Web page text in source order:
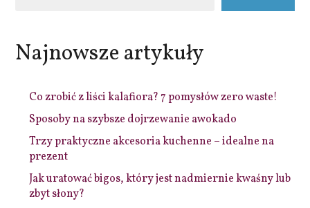
Najnowsze artykuły
Co zrobić z liści kalafiora? 7 pomysłów zero waste!
Sposoby na szybsze dojrzewanie awokado
Trzy praktyczne akcesoria kuchenne – idealne na
prezent
Jak uratować bigos, który jest nadmiernie kwaśny lub
zbyt słony?